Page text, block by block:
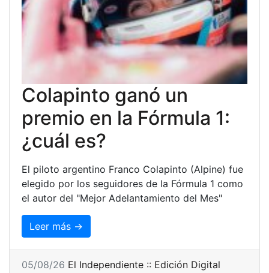
Colapinto ganó un
premio en la Fórmula 1:
¿cuál es?
El piloto argentino Franco Colapinto (Alpine) fue
elegido por los seguidores de la Fórmula 1 como
el autor del "Mejor Adelantamiento del Mes"
Leer más →
05/08/26 El Independiente :: Edición Digital